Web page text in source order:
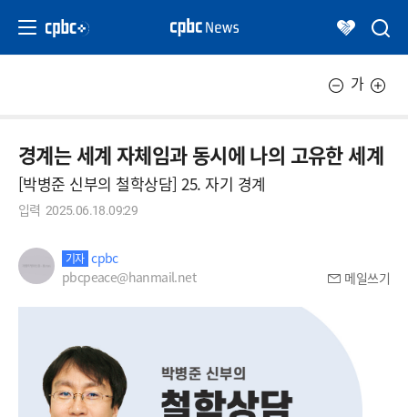
가
경계는 세계 자체임과 동시에 나의 고유한 세계
[박병준 신부의 철학상담] 25. 자기 경계
입력 2025.06.18.09:29
기자 cpbc
pbcpeace@hanmail.net
메일쓰기